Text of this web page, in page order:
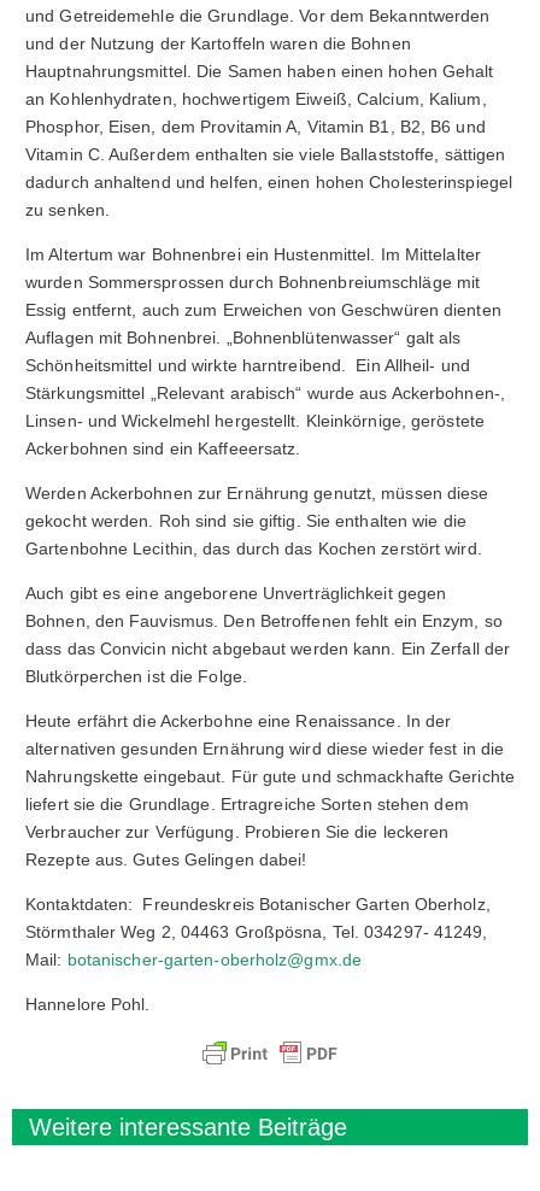
und Getreidemehle die Grundlage. Vor dem Bekanntwerden
und der Nutzung der Kartoffeln waren die Bohnen
Hauptnahrungsmittel. Die Samen haben einen hohen Gehalt
an Kohlenhydraten, hochwertigem Eiweiß, Calcium, Kalium,
Phosphor, Eisen, dem Provitamin A, Vitamin B1, B2, B6 und
Vitamin C. Außerdem enthalten sie viele Ballaststoffe, sättigen
dadurch anhaltend und helfen, einen hohen Cholesterinspiegel
zu senken.
Im Altertum war Bohnenbrei ein Hustenmittel. Im Mittelalter
wurden Sommersprossen durch Bohnenbreiumschläge mit
Essig entfernt, auch zum Erweichen von Geschwüren dienten
Auflagen mit Bohnenbrei. „Bohnenblütenwasser“ galt als
Schönheitsmittel und wirkte harntreibend. Ein Allheil- und
Stärkungsmittel „Relevant arabisch“ wurde aus Ackerbohnen-,
Linsen- und Wickelmehl hergestellt. Kleinkörnige, geröstete
Ackerbohnen sind ein Kaffeeersatz.
Werden Ackerbohnen zur Ernährung genutzt, müssen diese
gekocht werden. Roh sind sie giftig. Sie enthalten wie die
Gartenbohne Lecithin, das durch das Kochen zerstört wird.
Auch gibt es eine angeborene Unverträglichkeit gegen
Bohnen, den Fauvismus. Den Betroffenen fehlt ein Enzym, so
dass das Convicin nicht abgebaut werden kann. Ein Zerfall der
Blutkörperchen ist die Folge.
Heute erfährt die Ackerbohne eine Renaissance. In der
alternativen gesunden Ernährung wird diese wieder fest in die
Nahrungskette eingebaut. Für gute und schmackhafte Gerichte
liefert sie die Grundlage. Ertragreiche Sorten stehen dem
Verbraucher zur Verfügung. Probieren Sie die leckeren
Rezepte aus. Gutes Gelingen dabei!
Kontaktdaten: Freundeskreis Botanischer Garten Oberholz,
Störmthaler Weg 2, 04463 Großpösna, Tel. 034297- 41249,
Mail: botanischer-garten-oberholz@gmx.de
Hannelore Pohl.
Weitere interessante Beiträge